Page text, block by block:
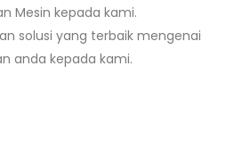
Mesin kepada kami.
solusi yang terbaik mengenai
anda kepada kami.